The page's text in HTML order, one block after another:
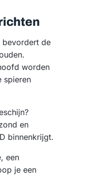
bevordert de
worden
spieren
en
binnenkrijgt.
een
je een